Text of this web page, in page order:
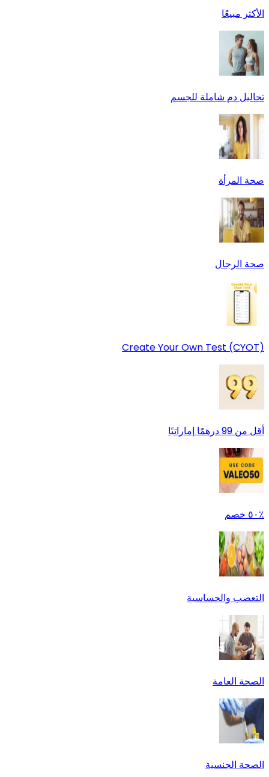
الأكثر مبيعًا
تحاليل دم شاملة للجسم
صحة المرأة
صحة الرجال
Create Your Own Test (CYOT)
أقل من 99 درهمًا إماراتيًا
٪٥٠ خصم
التعصب والحساسية
الصحة العامة
الصحة الجنسية